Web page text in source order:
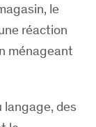
le
réaction
ménageant
langage, des